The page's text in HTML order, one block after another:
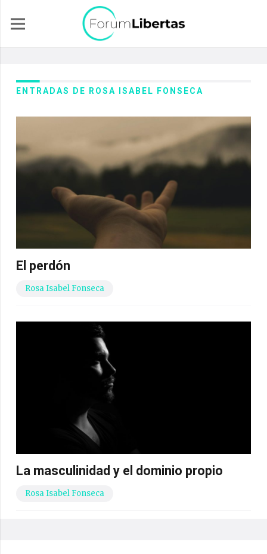
ENTRADAS DE ROSA ISABEL FONSECA
El perdón
Rosa Isabel Fonseca
La masculinidad y el dominio propio
Rosa Isabel Fonseca